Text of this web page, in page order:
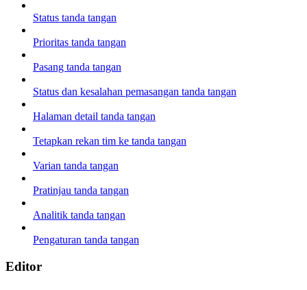
Status tanda tangan
Prioritas tanda tangan
Pasang tanda tangan
Status dan kesalahan pemasangan tanda tangan
Halaman detail tanda tangan
Tetapkan rekan tim ke tanda tangan
Varian tanda tangan
Pratinjau tanda tangan
Analitik tanda tangan
Pengaturan tanda tangan
Editor